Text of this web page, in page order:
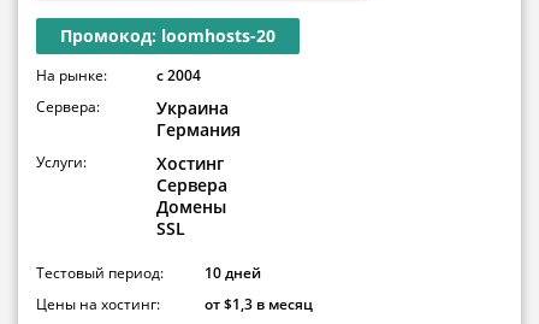
Промокод: loomhosts-20
На рынке:
с 2004
Сервера:
Украина
Германия
Услуги:
Хостинг
Сервера
Домены
SSL
Тестовый период:
10 дней
Цены на хостинг:
от $1,3 в месяц